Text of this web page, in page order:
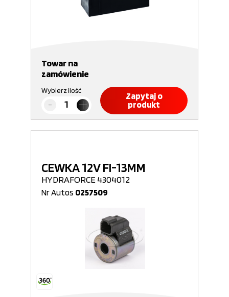
Towar na
zamówienie
Wybierz ilość
Zapytaj o
produkt
CEWKA 12V FI-13MM
HYDRAFORCE 4304012
Nr Autos 0257509